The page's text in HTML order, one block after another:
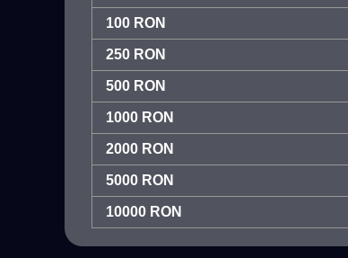
100 RON
250 RON
500 RON
1000 RON
2000 RON
5000 RON
10000 RON